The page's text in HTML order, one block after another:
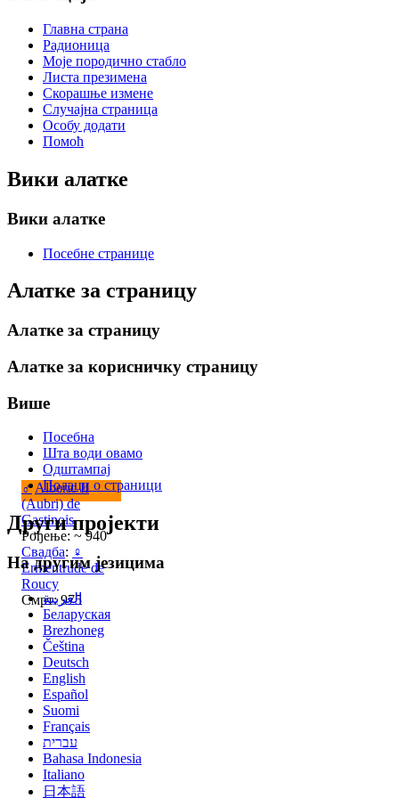
♂ Alberic II
(Aubri) de
Gastinois
Рођење: ~ 940
Свадба: ♀
Ermentrude de
Roucy
Смрт: 975
Главна страна
Радионица
Моје породично стабло
Листа презимена
Скорашње измене
Случајна страница
Особу додати
Помоћ
Вики алатке
Вики алатке
Посебне странице
Алатке за страницу
Алатке за страницу
Алатке за корисничку страницу
Више
Посебна
Шта води овамо
Одштампај
Подаци о страници
Други пројекти
На другим језицима
العربية
Беларуская
Brezhoneg
Čeština
Deutsch
English
Español
Suomi
Français
עברית
Bahasa Indonesia
Italiano
日本語